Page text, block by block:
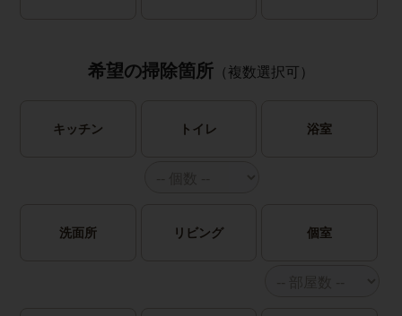
希望の掃除箇所 （複数選択可）
キッチン トイレ 浴室
洗面所 リビング 個室